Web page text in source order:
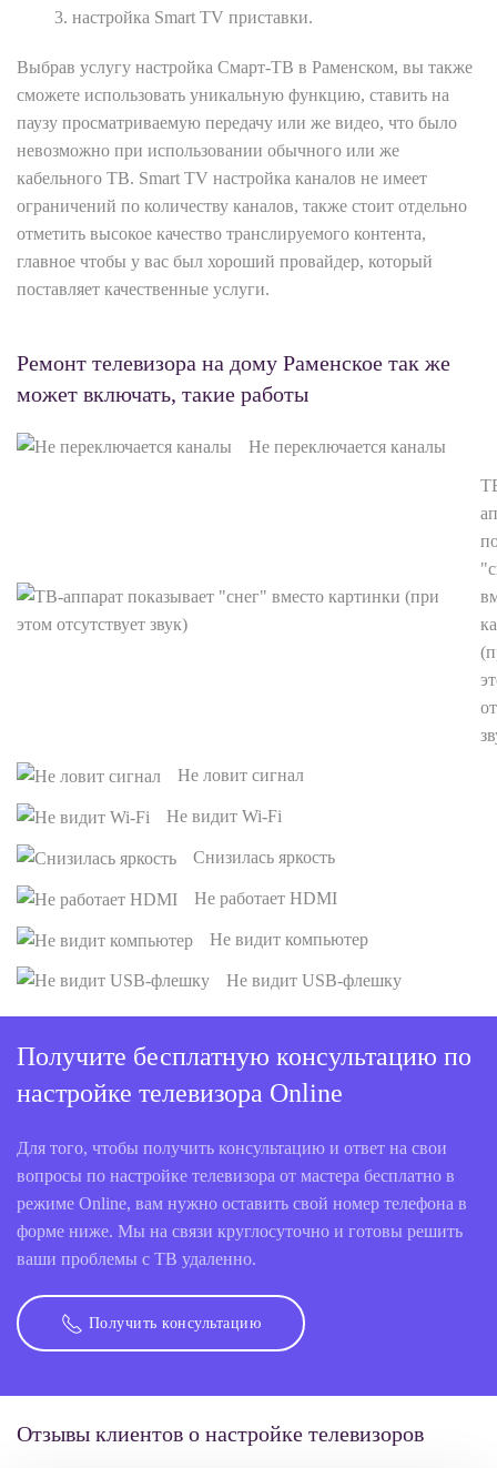
настройка Smart TV приставки.
Выбрав услугу настройка Смарт-ТВ в Раменском, вы также
сможете использовать уникальную функцию, ставить на
паузу просматриваемую передачу или же видео, что было
невозможно при использовании обычного или же
кабельного ТВ. Smart TV настройка каналов не имеет
ограничений по количеству каналов, также стоит отдельно
отметить высокое качество транслируемого контента,
главное чтобы у вас был хороший провайдер, который
поставляет качественные услуги.
Ремонт телевизора на дому Раменское так же
может включать, такие работы
Не переключается каналы
Не ловит сигнал
Не видит Wi-Fi
Снизилась яркость
Не работает HDMI
Не видит компьютер
Не видит USB-флешку
Получите бесплатную консультацию по
настройке телевизора Online
Для того, чтобы получить консультацию и ответ на свои
вопросы по настройке телевизора от мастера бесплатно в
режиме Online, вам нужно оставить свой номер телефона в
форме ниже. Мы на связи круглосуточно и готовы решить
ваши проблемы с ТВ удаленно.
Получить консультацию
Отзывы клиентов о настройке телевизоров